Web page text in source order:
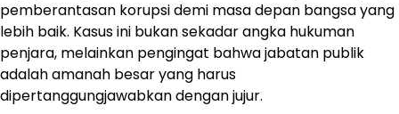
pemberantasan korupsi demi masa depan bangsa yang
lebih baik. Kasus ini bukan sekadar angka hukuman
penjara, melainkan pengingat bahwa jabatan publik
adalah amanah besar yang harus
dipertanggungjawabkan dengan jujur.